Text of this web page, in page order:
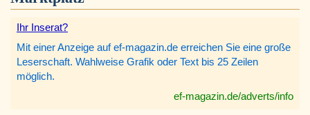
Ihr Inserat?
Mit einer Anzeige auf ef-magazin.de erreichen Sie eine große
Leserschaft. Wahlweise Grafik oder Text bis 25 Zeilen
möglich.
ef-magazin.de/adverts/info